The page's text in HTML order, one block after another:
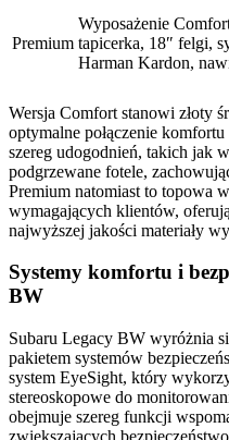
Premium
Wyposażenie
tapicerka, 18″ felgi,
Harman Kardon,
Wersja Comfort stanowi złoty
optymalne połączenie
szereg udogodnień, takich jak
podgrzewane fotele,
Premium natomiast to topowa
wymagających klientów,
najwyższej jakości materiały
Systemy komfortu i
BW
Subaru Legacy BW wyróżnia
pakietem systemów
system EyeSight, który
stereoskopowe do
obejmuje szereg funkcji
zwiększających